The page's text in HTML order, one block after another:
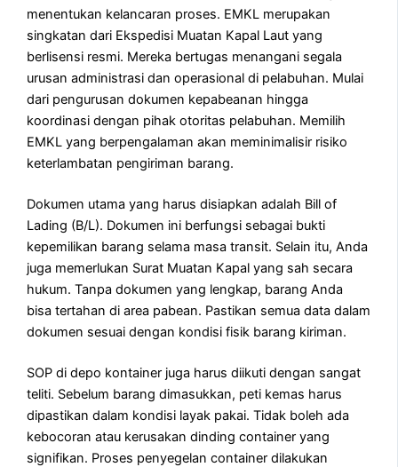
menentukan kelancaran proses. EMKL merupakan
singkatan dari Ekspedisi Muatan Kapal Laut yang
berlisensi resmi. Mereka bertugas menangani segala
urusan administrasi dan operasional di pelabuhan. Mulai
dari pengurusan dokumen kepabeanan hingga
koordinasi dengan pihak otoritas pelabuhan. Memilih
EMKL yang berpengalaman akan meminimalisir risiko
keterlambatan pengiriman barang.
Dokumen utama yang harus disiapkan adalah Bill of
Lading (B/L). Dokumen ini berfungsi sebagai bukti
kepemilikan barang selama masa transit. Selain itu, Anda
juga memerlukan Surat Muatan Kapal yang sah secara
hukum. Tanpa dokumen yang lengkap, barang Anda
bisa tertahan di area pabean. Pastikan semua data dalam
dokumen sesuai dengan kondisi fisik barang kiriman.
SOP di depo kontainer juga harus diikuti dengan sangat
teliti. Sebelum barang dimasukkan, peti kemas harus
dipastikan dalam kondisi layak pakai. Tidak boleh ada
kebocoran atau kerusakan dinding container yang
signifikan. Proses penyegelan container dilakukan